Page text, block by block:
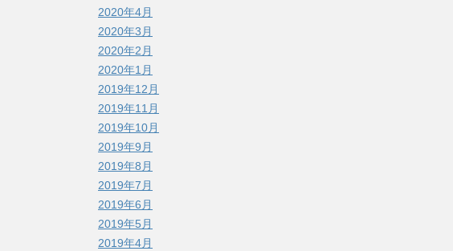
2020年4月
2020年3月
2020年2月
2020年1月
2019年12月
2019年11月
2019年10月
2019年9月
2019年8月
2019年7月
2019年6月
2019年5月
2019年4月